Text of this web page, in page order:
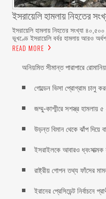
ইসরায়েলি হামলায় নিহতের
ইসরায়েলি হামলায় নিহতের সংখ্যা
ভূখণ্ডে ইসরায়েলি বর্বর হামলায় আরও
READ MORE
অনিয়মিত সীমান্ত পারাপারে
গোল্ডেন ভিসা প্রোগ্রাম চালু
জম্মু-কাশ্মীরে সশস্ত্র হামলায়
উড়ন্ত বিমান থেকে ঝাঁপ দিয়ে
ইসরাইলকে আবারও ধ্বংসাত্মক
রাষ্ট্রীয় গোপন তথ্য ফাঁসের
ইরানের প্রেসিডেন্ট নির্বাচনে